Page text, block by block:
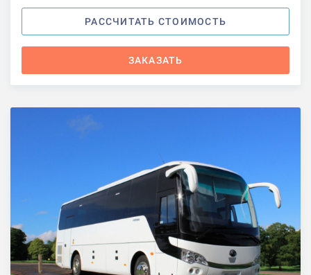
РАССЧИТАТЬ СТОИМОСТЬ
ЗАКАЗАТЬ